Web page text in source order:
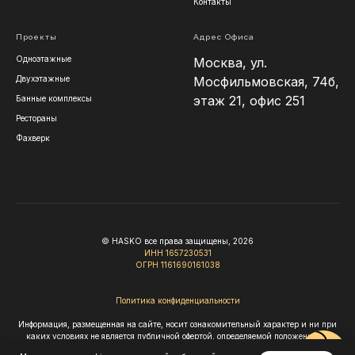
Проекты
Одноэтажные
Двухэтажные
Банные комплексы
Рестораны
Фахверк
Адрес Офиса
Москва, ул.
Мосфильмовская, 74б,
этаж 21, офис 251
© HASKO все права защищены, 2026
ИНН 1657230531
ОГРН 1161690161038
Политика конфиденциальности
Информация, размещенная на сайте, носит ознакомительный характер и ни при
каких условиях не является публичной офертой, определяемой положениями